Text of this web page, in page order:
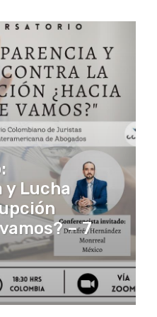
y Lucha
– 7